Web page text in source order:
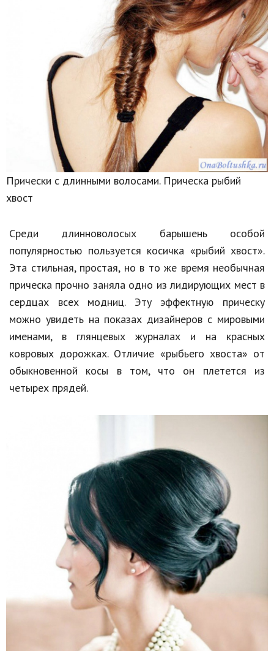
Прически с длинными волосами. Прическа рыбий
хвост
Среди длинноволосых барышень особой
популярностью пользуется косичка «рыбий хвост».
Эта стильная, простая, но в то же время необычная
прическа прочно заняла одно из лидирующих мест в
сердцах всех модниц. Эту эффектную прическу
можно увидеть на показах дизайнеров с мировыми
именами, в глянцевых журналах и на красных
ковровых дорожках. Отличие «рыбьего хвоста» от
обыкновенной косы в том, что он плетется из
четырех прядей.